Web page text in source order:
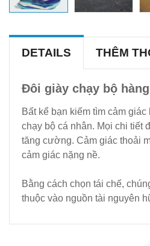
DETAILS THÊM
Đôi giày chạy bộ
Bất kể bạn kiếm tìm cảm
chạy bộ cá nhân. Mọi chi tiết
tăng cường. Cảm giác thoải
cảm giác nặng nề.
Bằng cách chọn tái chế,
thuộc vào nguồn tài nguyên